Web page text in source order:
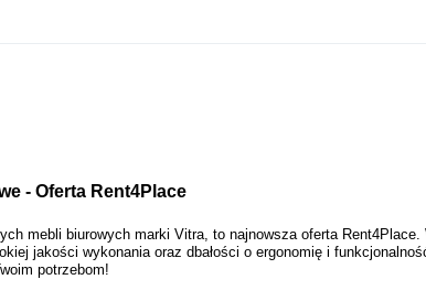
- Oferta Rent4Place
mebli biurowych marki Vitra, to najnowsza oferta
jakości wykonania oraz dbałości o ergonomię i
potrzebom!